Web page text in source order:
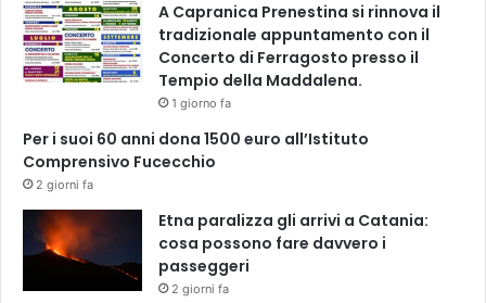
A Capranica Prenestina si rinnova il
tradizionale appuntamento con il
Concerto di Ferragosto presso il
Tempio della Maddalena.
1 giorno fa
Per i suoi 60 anni dona 1500 euro all’Istituto
Comprensivo Fucecchio
2 giorni fa
Etna paralizza gli arrivi a Catania:
cosa possono fare davvero i
passeggeri
2 giorni fa